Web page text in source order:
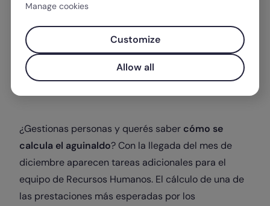
Tabla de contenidos
Escrito por
Melisa Fernández
¿Gestionas personas y querés saber cómo se
calcula el aguinaldo? Con la llegada del mes de
diciembre aparecen tareas adicionales para el
equipo de Recursos Humanos. El cálculo de una de
las prestaciones más esperadas por los
Manage cookies
Customize
Allow all